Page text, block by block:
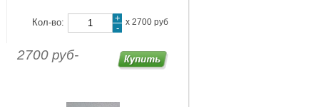
Кол-во: х 2700 руб
+
-
2700 руб-